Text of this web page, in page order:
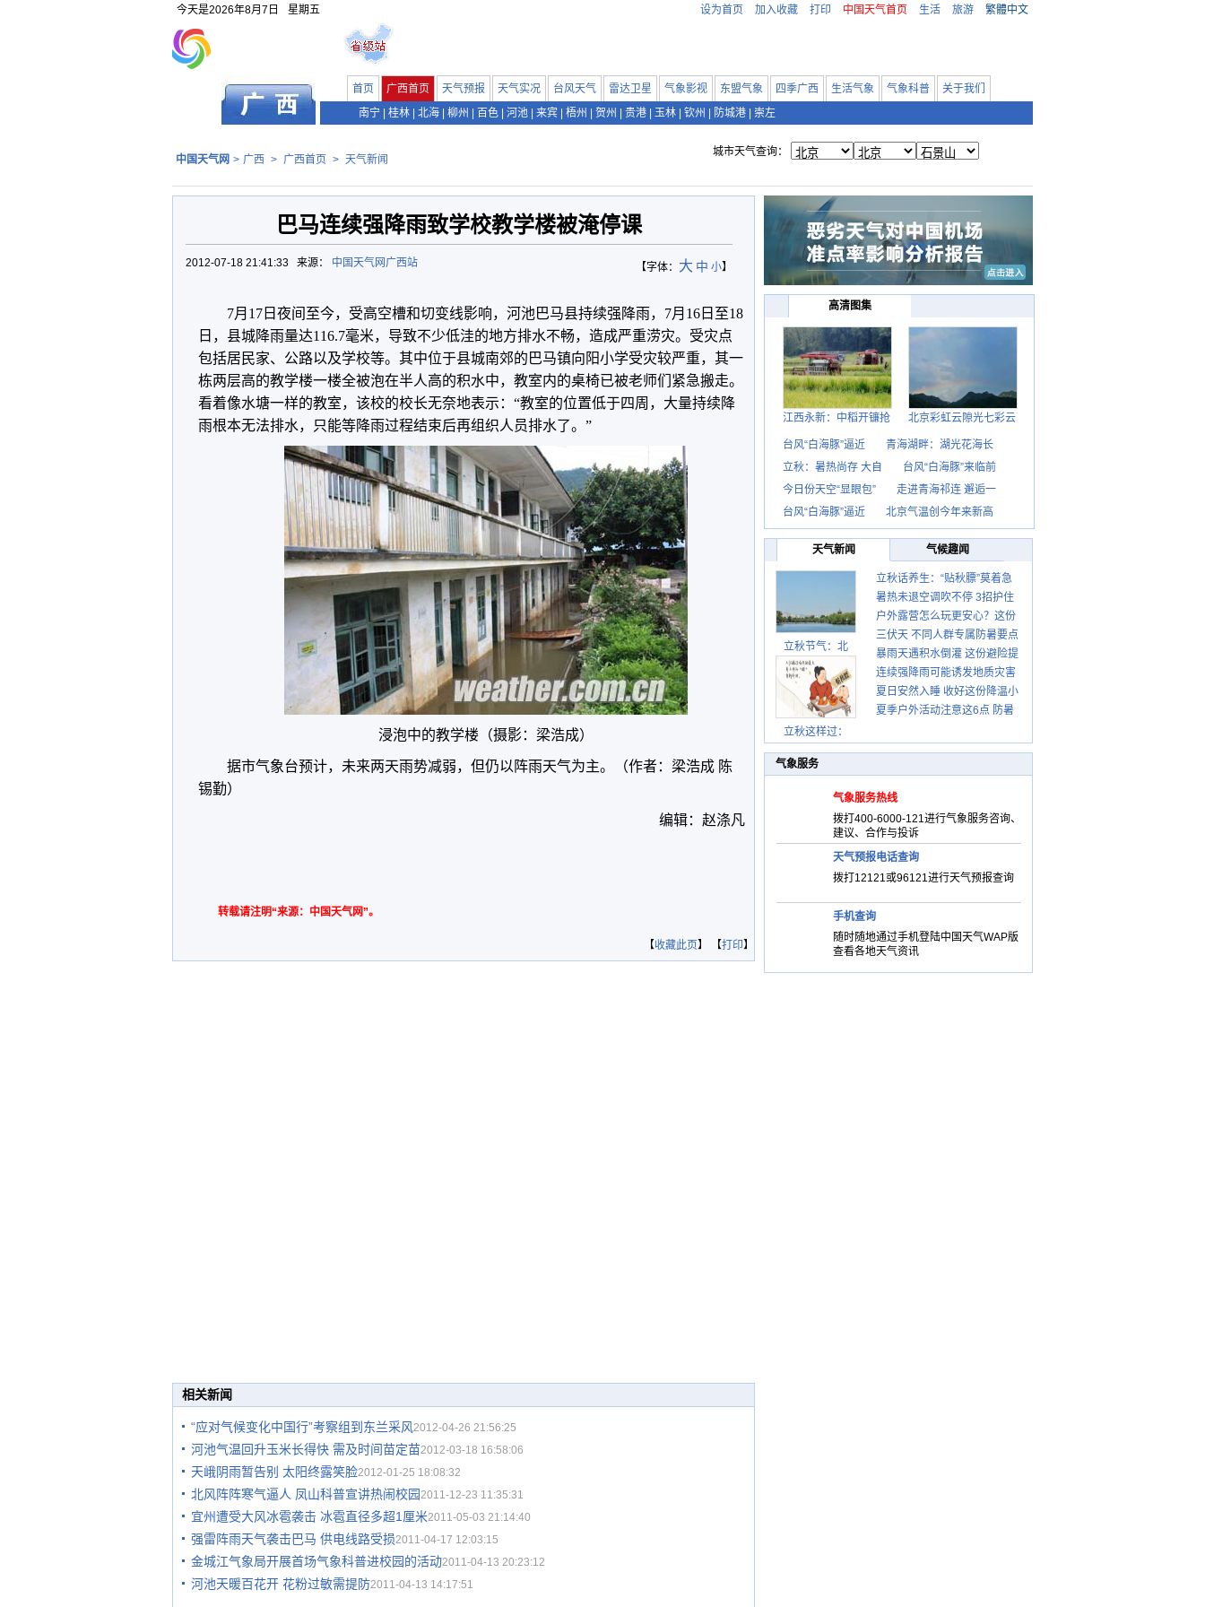
今天是2026年8月7日 星期五 设为首页 加入收藏 打印 中国天气首页 生活 旅游 繁體中文
首页 广西首页 天气预报 天气实况 台风天气 雷达卫星 气象影视 东盟气象 四季广西 生活气象 气象科普
关于我们
南宁
桂林 北海 柳州 百色 河池 来宾 梧州 贺州 贵港 玉林 钦州 防城港 崇左
中国天气网 > 广西 > 广西首页 > 天气新闻
城市天气查询：
巴马连续强降雨致学校教学楼被淹停课
【字体： 大 中 小】
2012-07-18 21:41:33 来源： 中国天气网广西站
7月17日夜间至今，受高空槽和切变线影响，河池巴马县持续强降雨，7月16日至18
日，县城降雨量达116.7毫米，导致不少低洼的地方排水不畅，造成严重涝灾。受灾点
包括居民家、公路以及学校等。其中位于县城南郊的巴马镇向阳小学受灾较严重，其一
栋两层高的教学楼一楼全被泡在半人高的积水中，教室内的桌椅已被老师们紧急搬走。
看着像水塘一样的教室，该校的校长无奈地表示：“教室的位置低于四周，大量持续降
雨根本无法排水，只能等降雨过程结束后再组织人员排水了。”
浸泡中的教学楼（摄影：梁浩成）
据市气象台预计，未来两天雨势减弱，但仍以阵雨天气为主。
（作者：梁浩成 陈
锡勤）
编辑：赵涤凡
转载请注明“来源：中国天气网”。
【收藏此页】 【打印】
相关新闻
“应对气候变化中国行”考察组到东兰采风2012-04-26 21:56:25
河池气温回升玉米长得快 需及时间苗定苗2012-03-18 16:58:06
天峨阴雨暂告别 太阳终露笑脸2012-01-25 18:08:32
北风阵阵寒气逼人 凤山科普宣讲热闹校园2011-12-23 11:35:31
宜州遭受大风冰雹袭击 冰雹直径多超1厘米2011-05-03 21:14:40
强雷阵雨天气袭击巴马 供电线路受损2011-04-17 12:03:15
金城江气象局开展首场气象科普进校园的活动2011-04-13 20:23:12
河池天暖百花开 花粉过敏需提防2011-04-13 14:17:51
高清图集
江西永新：中稻开镰抢 北京彩虹云隙光七彩云
台风“白海豚”逼近
青海湖畔：湖光花海长
立秋：暑热尚存 大自
台风“白海豚”来临前
今日份天空“显眼包”
走进青海祁连 邂逅一
台风“白海豚”逼近
北京气温创今年来新高
天气新闻 气候趣闻
立秋节气：北
立秋这样过：
立秋话养生：“贴秋膘”莫着急
先清暑再防燥
暑热未退空调吹不停 3招护住
肩颈不酸痛
户外露营怎么玩更安心？这份
攻略请收好
三伏天 不同人群专属防暑要点
请收好
暴雨天遇积水倒灌 这份避险提
示请收好
连续强降雨可能诱发地质灾害
这些前兆要知道
夏日安然入睡 收好这份降温小
贴士
夏季户外活动注意这6点 防暑
气象服务
气象服务热线
拨打400-6000-121进行气象服务咨询、
建议、合作与投诉
天气预报电话查询
拨打12121或96121进行天气预报查询
手机查询
随时随地通过手机登陆中国天气WAP版
查看各地天气资讯